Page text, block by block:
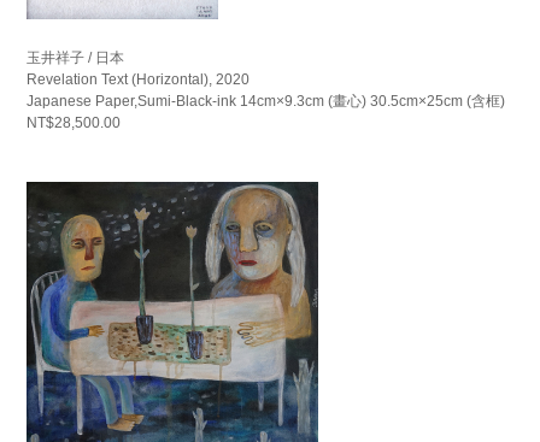
玉井祥子 / 日本
Revelation Text (Horizontal), 2020
Japanese Paper,Sumi-Black-ink 14cm×9.3cm (畫心) 30.5cm×25cm (含框)
NT$28,500.00